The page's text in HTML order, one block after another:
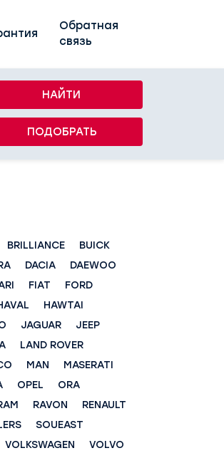
Обратная
связь
НАЙТИ
ПОДОБРАТЬ
BRILLIANCE
BUICK
DACIA
DAEWOO
FIAT
FORD
HAWTAI
JAGUAR
JEEP
LAND ROVER
MAN
MASERATI
OPEL
ORA
RAVON
RENAULT
SOUEAST
VOLKSWAGEN
VOLVO